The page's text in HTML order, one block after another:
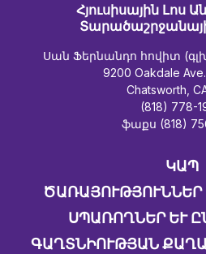
Հյուսիսային Լոս
Սան Ֆերնանդո հովիտ
9200 Oakdale
Chatsworth,
(818) 778-
ֆաքս (818)
ԿԱՊ
ՍՊԱՌՈՂՆԵՐ ԵՒ
ԳԱՂՏՆԻՈՒԹՅԱՆ